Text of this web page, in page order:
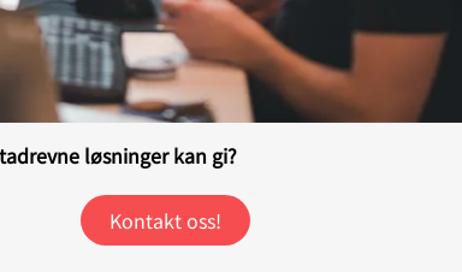
løsninger kan gi?
Kontakt oss!